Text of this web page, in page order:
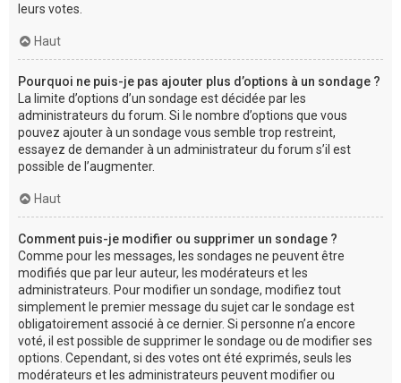
leurs votes.
Haut
Pourquoi ne puis-je pas ajouter plus d’options à un sondage ?
La limite d’options d’un sondage est décidée par les
administrateurs du forum. Si le nombre d’options que vous
pouvez ajouter à un sondage vous semble trop restreint,
essayez de demander à un administrateur du forum s’il est
possible de l’augmenter.
Haut
Comment puis-je modifier ou supprimer un sondage ?
Comme pour les messages, les sondages ne peuvent être
modifiés que par leur auteur, les modérateurs et les
administrateurs. Pour modifier un sondage, modifiez tout
simplement le premier message du sujet car le sondage est
obligatoirement associé à ce dernier. Si personne n’a encore
voté, il est possible de supprimer le sondage ou de modifier ses
options. Cependant, si des votes ont été exprimés, seuls les
modérateurs et les administrateurs peuvent modifier ou